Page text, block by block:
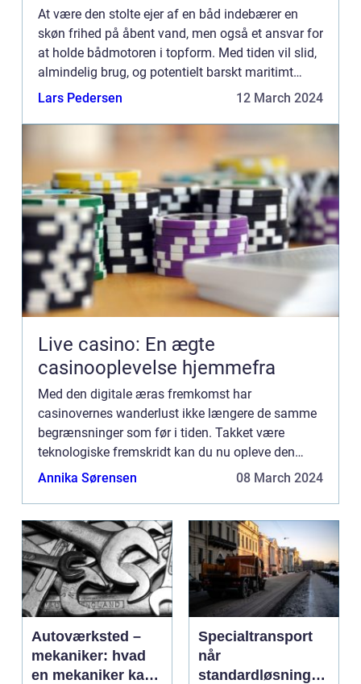
At være den stolte ejer af en båd indebærer en
skøn frihed på åbent vand, men også et ansvar for
at holde bådmotoren i topform. Med tiden vil slid,
almindelig brug, og potentielt barskt maritimt
miljø betyde, at dele skal udskiftes for at sikre
Lars Pedersen 12 March 2024
Live casino: En ægte
casinooplevelse hjemmefra
Med den digitale æras fremkomst har
casinovernes wanderlust ikke længere de samme
begrænsninger som før i tiden. Takket være
teknologiske fremskridt kan du nu opleve den
ægte casinoatmosfære lige fra din egen stue. Live
Annika Sørensen 08 March 2024
Autoværksted –
mekaniker: hvad
en mekaniker kan
Specialtransport
når
standardløsninger